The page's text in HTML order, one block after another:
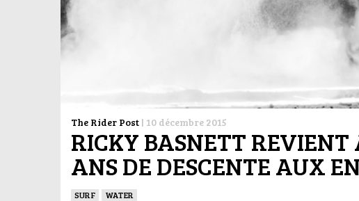
The Rider Post | 10 décembre 2015
RICKY BASNETT REVIENT
ANS DE DESCENTE AUX
SURF WATER